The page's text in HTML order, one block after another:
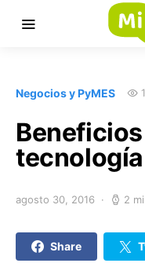
Negocios y PyMES
agosto 30, 2016 2
Share